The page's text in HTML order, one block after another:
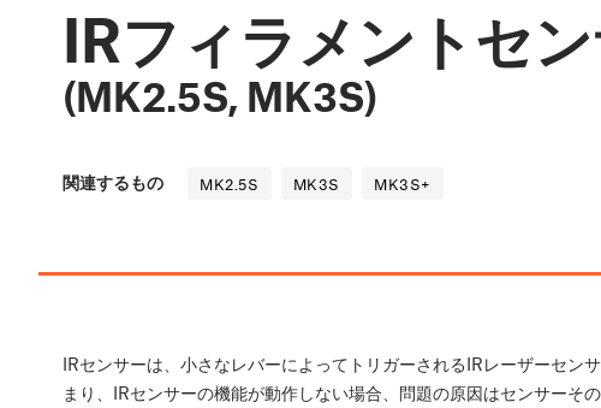
IRフィラメントセ
(MK2.5S, MK3S)
関連するもの MK2.5S MK3S MK3S+
IRセンサーは、小さなレバーによってトリガーされるIRレーザーセン
まり、IRセンサーの機能が動作しない場合、問題の原因はセンサーそ